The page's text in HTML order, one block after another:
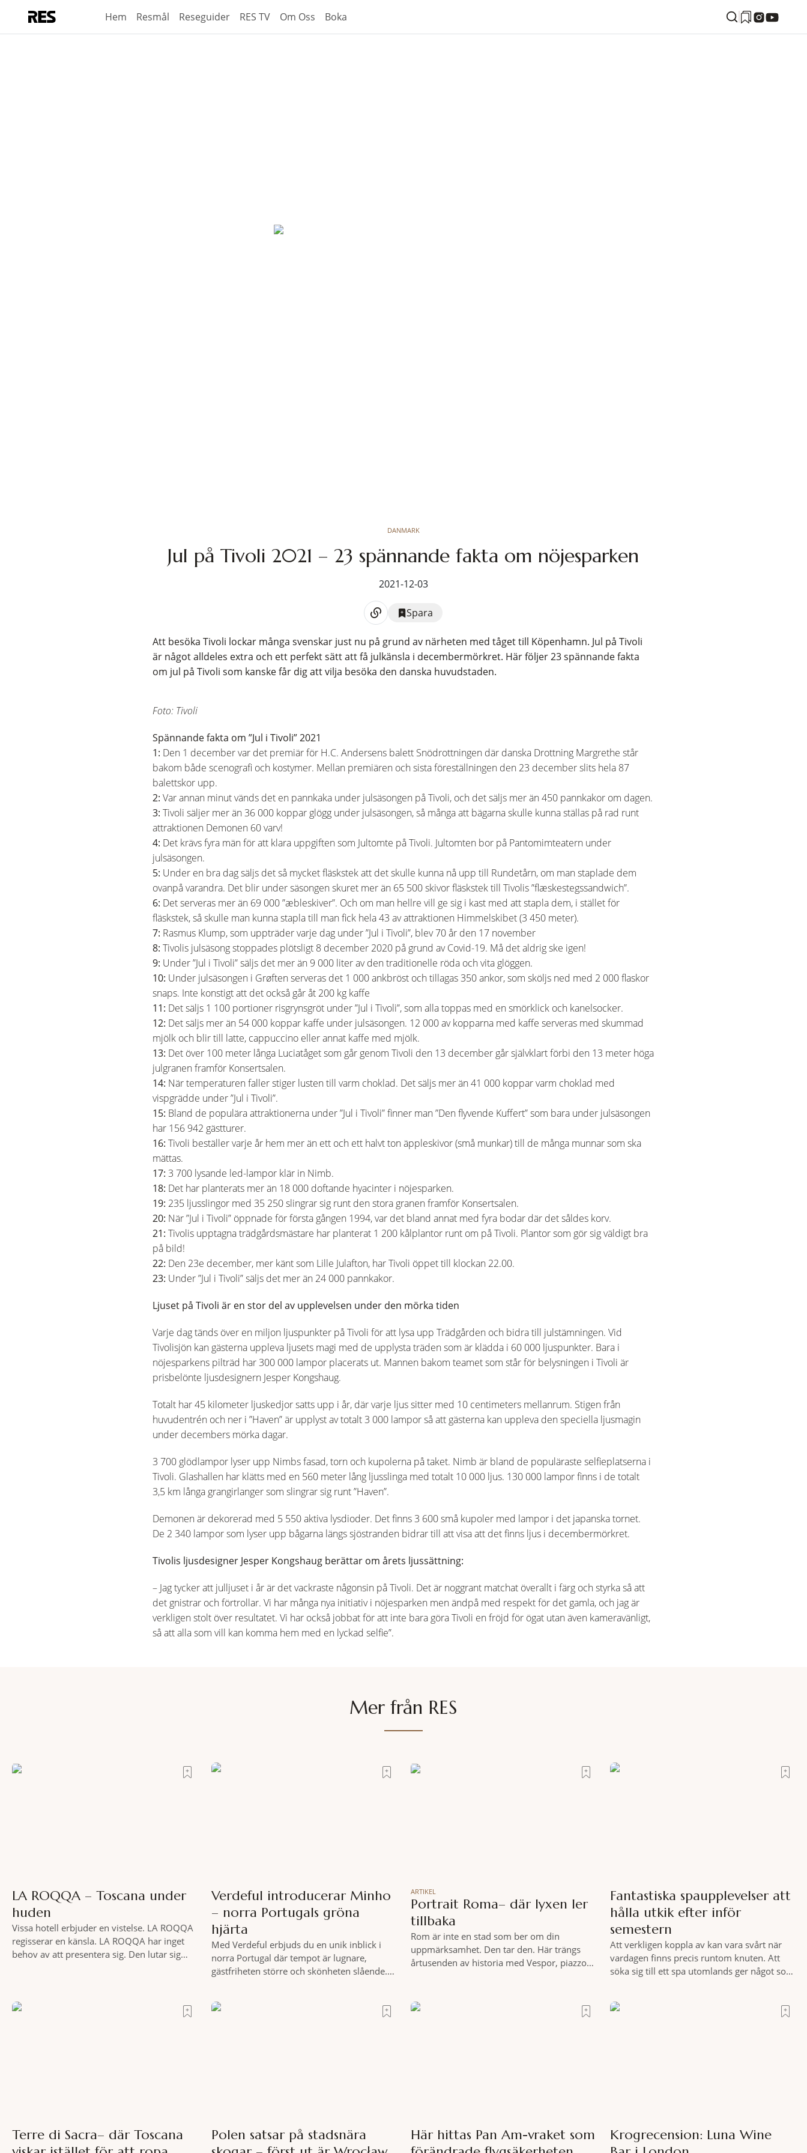
Hem Resmål Reseguider RES TV Om Oss Boka
DANMARK
Jul på Tivoli 2021 – 23 spännande fakta om nöjesparken
2021-12-03
Spara
Att besöka Tivoli lockar många svenskar just nu på grund av närheten med tåget till Köpenhamn. Jul på Tivoli
är något alldeles extra och ett perfekt sätt att få julkänsla i decembermörkret. Här följer 23 spännande fakta
om jul på Tivoli som kanske får dig att vilja besöka den danska huvudstaden.
Foto: Tivoli
Spännande fakta om ”Jul i Tivoli” 2021
1: Den 1 december var det premiär för H.C. Andersens balett Snödrottningen där danska Drottning Margrethe står
bakom både scenografi och kostymer. Mellan premiären och sista föreställningen den 23 december slits hela 87
balettskor upp.
2: Var annan minut vänds det en pannkaka under julsäsongen på Tivoli, och det säljs mer än 450 pannkakor om dagen.
3:Tivoli säljer mer än 36 000 koppar glögg under julsäsongen, så många att bägarna skulle kunna ställas på rad runt
attraktionen Demonen 60 varv!
4: Det krävs fyra män för att klara uppgiften som Jultomte på Tivoli. Jultomten bor på Pantomimteatern under
julsäsongen.
5: Under en bra dag säljs det så mycket fläskstek att det skulle kunna nå upp till Rundetårn, om man staplade dem
ovanpå varandra. Det blir under säsongen skuret mer än 65 500 skivor fläskstek till Tivolis ”flæskestegssandwich”.
6: Det serveras mer än 69 000 ”æbleskiver”. Och om man hellre vill ge sig i kast med att stapla dem, i stället för
fläskstek, så skulle man kunna stapla till man fick hela 43 av attraktionen Himmelskibet (3 450 meter).
7: Rasmus Klump, som uppträder varje dag under ”Jul i Tivoli”, blev 70 år den 17 november
8: Tivolis julsäsong stoppades plötsligt 8 december 2020 på grund av Covid-19. Må det aldrig ske igen!
9: Under ”Jul i Tivoli” säljs det mer än 9 000 liter av den traditionelle röda och vita glöggen.
10: Under julsäsongen i Grøften serveras det 1 000 ankbröst och tillagas 350 ankor, som sköljs ned med 2 000 flaskor
snaps. Inte konstigt att det också går åt 200 kg kaffe
11: Det säljs 1 100 portioner risgrynsgröt under ”Jul i Tivoli”, som alla toppas med en smörklick och kanelsocker.
12: Det säljs mer än 54 000 koppar kaffe under julsäsongen. 12 000 av kopparna med kaffe serveras med skummad
mjölk och blir till latte, cappuccino eller annat kaffe med mjölk.
13: Det över 100 meter långa Luciatåget som går genom Tivoli den 13 december går självklart förbi den 13 meter höga
julgranen framför Konsertsalen.
14: När temperaturen faller stiger lusten till varm choklad. Det säljs mer än 41 000 koppar varm choklad med
vispgrädde under ”Jul i Tivoli”.
15: Bland de populära attraktionerna under ”Jul i Tivoli” finner man ”Den flyvende Kuffert” som bara under julsäsongen
har 156 942 gästturer.
16: Tivoli beställer varje år hem mer än ett och ett halvt ton äppleskivor (små munkar) till de många munnar som ska
mättas.
17: 3 700 lysande led-lampor klär in Nimb.
18: Det har planterats mer än 18 000 doftande hyacinter i nöjesparken.
19: 235 ljusslingor med 35 250 slingrar sig runt den stora granen framför Konsertsalen.
20: När ”Jul i Tivoli” öppnade för första gången 1994, var det bland annat med fyra bodar där det såldes korv.
21:Tivolis upptagna trädgårdsmästare har planterat 1 200 kålplantor runt om på Tivoli. Plantor som gör sig väldigt bra
på bild!
22: Den 23e december, mer känt som Lille Julafton, har Tivoli öppet till klockan 22.00.
23: Under ”Jul i Tivoli” säljs det mer än 24 000 pannkakor.
Ljuset på Tivoli är en stor del av upplevelsen under den mörka tiden
Varje dag tänds över en miljon ljuspunkter på Tivoli för att lysa upp Trädgården och bidra till julstämningen. Vid
Tivolisjön kan gästerna uppleva ljusets magi med de upplysta träden som är klädda i 60 000 ljuspunkter. Bara i
nöjesparkens pilträd har 300 000 lampor placerats ut. Mannen bakom teamet som står för belysningen i Tivoli är
prisbelönte ljusdesignern Jesper Kongshaug.
Totalt har 45 kilometer ljuskedjor satts upp i år, där varje ljus sitter med 10 centimeters mellanrum. Stigen från
huvudentrén och ner i ”Haven” är upplyst av totalt 3 000 lampor så att gästerna kan uppleva den speciella ljusmagin
under decembers mörka dagar.
3 700 glödlampor lyser upp Nimbs fasad, torn och kupolerna på taket. Nimb är bland de populäraste selfieplatserna i
Tivoli. Glashallen har klätts med en 560 meter lång ljusslinga med totalt 10 000 ljus. 130 000 lampor finns i de totalt
3,5 km långa grangirlanger som slingrar sig runt ”Haven”.
Demonen är dekorerad med 5 550 aktiva lysdioder. Det finns 3 600 små kupoler med lampor i det japanska tornet.
De 2 340 lampor som lyser upp bågarna längs sjöstranden bidrar till att visa att det finns ljus i decembermörkret.
Tivolis ljusdesigner Jesper Kongshaug berättar om årets ljussättning:
– Jag tycker att julljuset i år är det vackraste någonsin på Tivoli. Det är noggrant matchat överallt i färg och styrka så att
det gnistrar och förtrollar. Vi har många nya initiativ i nöjesparken men ändpå med respekt för det gamla, och jag är
verkligen stolt över resultatet. Vi har också jobbat för att inte bara göra Tivoli en fröjd för ögat utan även kameravänligt,
så att alla som vill kan komma hem med en lyckad selfie”.
Mer från RES
LA ROQQA – Toscana under
huden
Vissa hotell erbjuder en vistelse. LA ROQQA
regisserar en känsla. LA ROQQA har inget
behov av att presentera sig. Den lutar sig
Ovanför Porto Ercoles pastellfasader, där
Verdeful introducerar Minho
– norra Portugals gröna
hjärta
Med Verdeful erbjuds du en unik inblick i
norra Portugal där tempot är lugnare,
gästfriheten större och skönheten slående.
bakgrund, upplever du regionen på bästa
ARTIKEL
Portrait Roma– där lyxen ler
tillbaka
Rom är inte en stad som ber om din
uppmärksamhet. Den tar den. Här trängs
årtusenden av historia med Vespor, piazzor
från Spanska trappan, gömmer sig Portrait
Roma – ett hotell som lyckas med den smått
Fantastiska spaupplevelser att
hålla utkik efter inför
semestern
Att verkligen koppla av kan vara svårt när
vardagen finns precis runtom knuten. Att
söka sig till ett spa utomlands ger något som
där tillståndet av lugn och harmoni. I en
Terre di Sacra– där Toscana
Polen satsar på stadsnära
Här hittas Pan Am-vraket som
Krogrecension: Luna Wine